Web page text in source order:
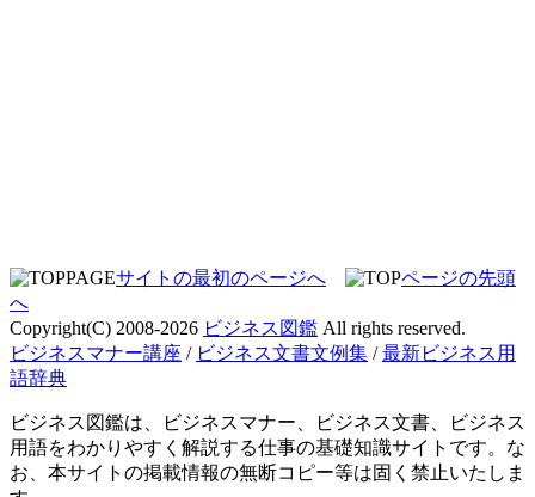
サイトの最初のページへ
ページの先頭
へ
Copyright(C) 2008-2026 ビジネス図鑑 All rights reserved.
ビジネスマナー講座 / ビジネス文書文例集 /最新ビジネス用
語辞典
ビジネス図鑑は、ビジネスマナー、ビジネス文書、ビジネス
用語をわかりやすく解説する仕事の基礎知識サイトです。な
お、本サイトの掲載情報の無断コピー等は固く禁止いたしま